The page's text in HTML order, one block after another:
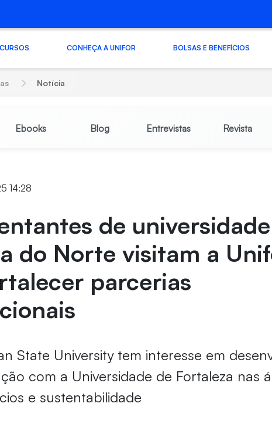
CURSOS CONHEÇA A UNIFOR BOLSAS E BENEFÍCIOS
Notícia
Ebooks Blog Entrevistas Revista
14:28
de
do Norte visitam a
parcerias
State University tem interesse em
com a Universidade de Fortaleza nas
e sustentabilidade